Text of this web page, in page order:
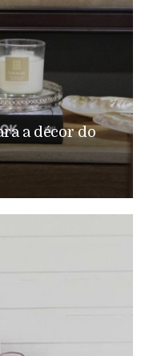
a décor do